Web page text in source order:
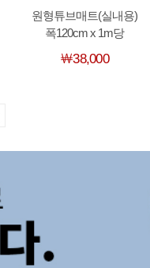
원형튜브매트(실내용)
폭120cm x 1m당
￦38,000